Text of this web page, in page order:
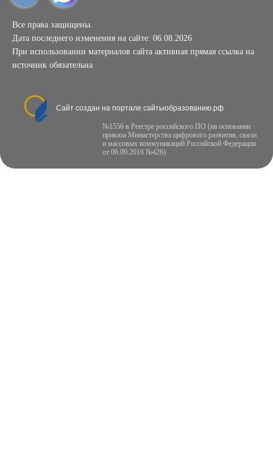
Все права защищены.
Дата последнего изменения на сайте: 06.08.2026
При использовании материалов сайта активная прямая ссылка на
источник обязательна
Сайт создан на портале сайтыобразованию.рф
№1556 в Реестре российского ПО (на основании
приказа Министерства цифрового развития, связи
и массовых коммуникаций Российской Федерации
от 06.09.2016 №426)